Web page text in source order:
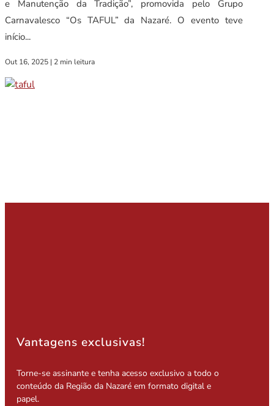
e Manutenção da Tradição”, promovida pelo Grupo
Carnavalesco “Os TAFUL” da Nazaré. O evento teve
início...
Out 16, 2025 | 2 min leitura
Vantagens exclusivas!
Torne-se assinante e tenha acesso exclusivo a todo o
conteúdo da Região da Nazaré em formato digital e
papel.